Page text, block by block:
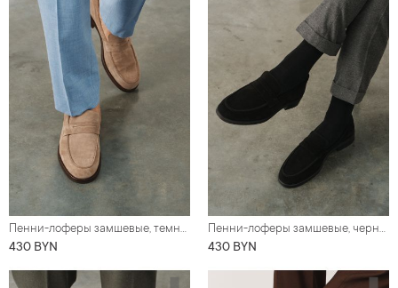
Пенни-лоферы замшевые, темно-бежевые (ivy loafer)
430 BYN
Пенни-лоферы замшевые, черные (ivy loafer)
430 BYN